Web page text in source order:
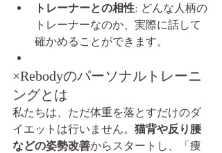
トレーナーとの相性: どんな人柄の
トレーナーなのか、実際に話して
確かめることができます。
×Rebodyのパーソナルトレーニ
ングとは
私たちは、ただ体重を落とすだけのダ
イエットは行いません。 猫背や反り腰
などの姿勢改善からスタートし、「痩